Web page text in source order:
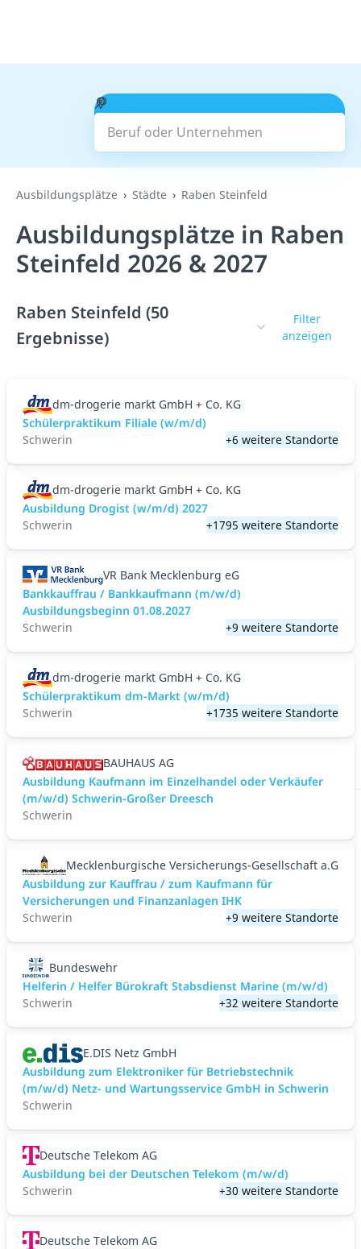
Beruf oder Unternehmen
Suchen
Ausbildungsplätze Städte Raben Steinfeld
Ausbildungsplätze in Raben
Steinfeld 2026 & 2027
Raben Steinfeld (50
Ergebnisse)
Filter
anzeigen
dm-drogerie markt GmbH + Co. KG
Schülerpraktikum Filiale (w/m/d)
Schwerin
+6 weitere Standorte
dm-drogerie markt GmbH + Co. KG
Ausbildung Drogist (w/m/d) 2027
Schwerin
+1795 weitere Standorte
VR Bank Mecklenburg eG
Bankkauffrau / Bankkaufmann (m/w/d)
Ausbildungsbeginn 01.08.2027
Schwerin
+9 weitere Standorte
dm-drogerie markt GmbH + Co. KG
Schülerpraktikum dm-Markt (w/m/d)
Schwerin
+1735 weitere Standorte
BAUHAUS AG
Ausbildung Kaufmann im Einzelhandel oder Verkäufer
(m/w/d) Schwerin-Großer Dreesch
Schwerin
Mecklenburgische Versicherungs-Gesellschaft a.G
Ausbildung zur Kauffrau / zum Kaufmann für
Versicherungen und Finanzanlagen IHK
Schwerin
+9 weitere Standorte
Bundeswehr
Helferin / Helfer Bürokraft Stabsdienst Marine (m/w/d)
Schwerin
+32 weitere Standorte
E.DIS Netz GmbH
Ausbildung zum Elektroniker für Betriebstechnik
(m/w/d) Netz- und Wartungsservice GmbH in Schwerin
Schwerin
Deutsche Telekom AG
Ausbildung bei der Deutschen Telekom (m/w/d)
Schwerin
+30 weitere Standorte
Deutsche Telekom AG